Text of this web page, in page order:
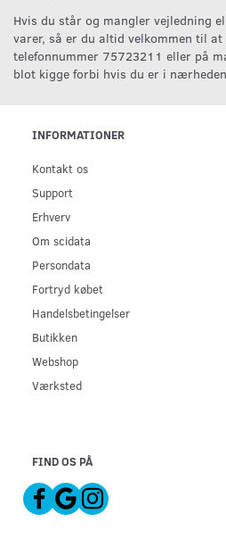
Hvis du står og mangler vejledning
varer, så er du altid velkommen til at
telefonnummer 75723211 eller på
blot kigge forbi hvis du er i
INFORMATIONER
Kontakt os
Support
Erhverv
Om scidata
Persondata
Fortryd købet
Handelsbetingelser
Butikken
Webshop
Værksted
FIND OS PÅ